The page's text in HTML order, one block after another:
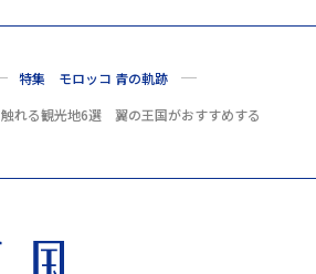
特集 モロッコ 青の軌跡
れる観光地6選 翼の王国がおすすめする